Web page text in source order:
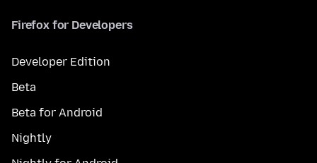
Firefox for Developers
Developer Edition
Beta
Beta for Android
Nightly